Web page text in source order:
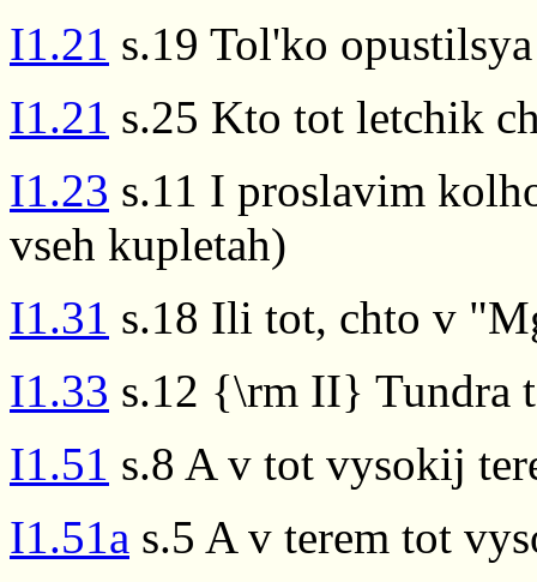
I1.21 s.19 Tol'ko
I1.21 s.25 Kto tot letchik
I1.23 s.11 I proslavim
vseh kupletah)
I1.31 s.18 Ili tot, chto v
I1.33 s.12 {\rm II} Tundra
I1.51 s.8 A v tot vysokij
I1.51a s.5 A v terem tot